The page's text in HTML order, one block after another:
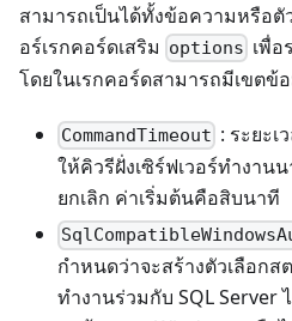
สามารถเป็นได้ทั้งข้อความหรือตั
อร์เรกคอร์ดเสริม options เพื่
โดยในเรกคอร์ดสามารถมีเขตข้
CommandTimeout : ระยะ
ให้คิวรีฝั่งเซิร์ฟเวอร์ทำงาน
ยกเลิก ค่าเริ่มต้นคือสิบนาที
กำหนดว่าจะสร้างตัวเลือก
ทำงานร่วมกับ SQL Server